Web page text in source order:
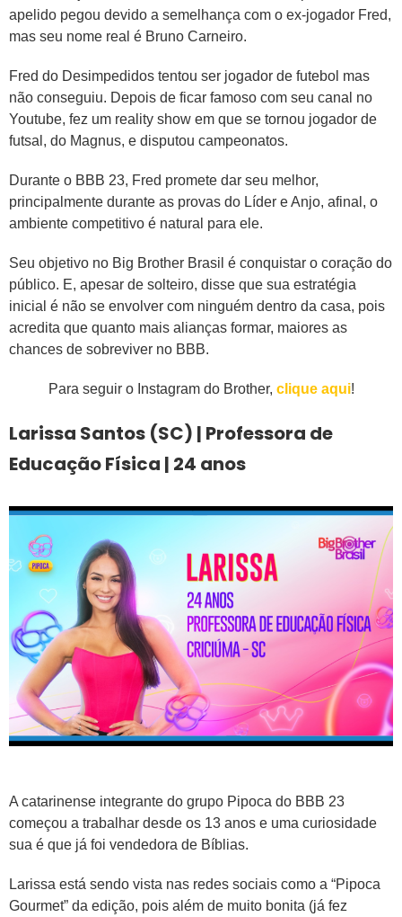
apelido pegou devido a semelhança com o ex-jogador Fred,
mas seu nome real é Bruno Carneiro.
Fred do Desimpedidos tentou ser jogador de futebol mas
não conseguiu. Depois de ficar famoso com seu canal no
Youtube, fez um reality show em que se tornou jogador de
futsal, do Magnus, e disputou campeonatos.
Durante o BBB 23, Fred promete dar seu melhor,
principalmente durante as provas do Líder e Anjo, afinal, o
ambiente competitivo é natural para ele.
Seu objetivo no Big Brother Brasil é conquistar o coração do
público. E, apesar de solteiro, disse que sua estratégia
inicial é não se envolver com ninguém dentro da casa, pois
acredita que quanto mais alianças formar, maiores as
chances de sobreviver no BBB.
Para seguir o Instagram do Brother, clique aqui!
Larissa Santos (SC) | Professora de
Educação Física | 24 anos
A catarinense integrante do grupo Pipoca do BBB 23
começou a trabalhar desde os 13 anos e uma curiosidade
sua é que já foi vendedora de Bíblias.
Larissa está sendo vista nas redes sociais como a “Pipoca
Gourmet” da edição, pois além de muito bonita (já fez